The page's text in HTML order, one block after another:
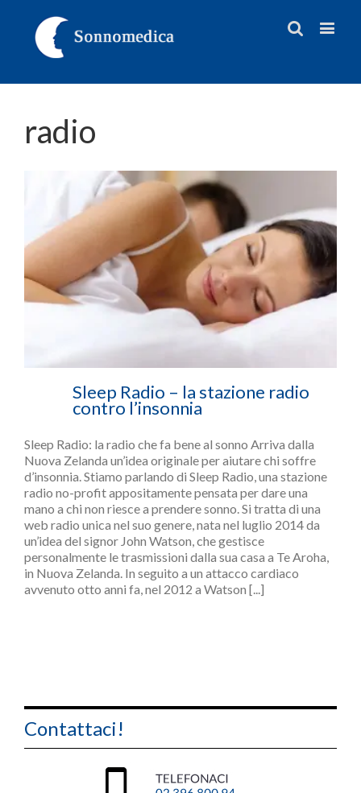
radio
Sleep Radio – la stazione radio
contro l’insonnia
Sleep Radio: la radio che fa bene al sonno Arriva dalla
Nuova Zelanda un’idea originale per aiutare chi soffre
d’insonnia. Stiamo parlando di Sleep Radio, una stazione
radio no-profit appositamente pensata per dare una
mano a chi non riesce a prendere sonno. Si tratta di una
web radio unica nel suo genere, nata nel luglio 2014 da
un’idea del signor John Watson, che gestisce
personalmente le trasmissioni dalla sua casa a Te Aroha,
in Nuova Zelanda. In seguito a un attacco cardiaco
avvenuto otto anni fa, nel 2012 a Watson [...]
Contattaci!